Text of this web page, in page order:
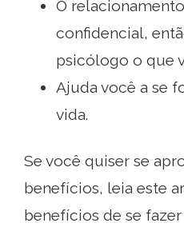
O
confidencial,
psicólogo o que
Ajuda você a se
vida.
Se você quiser se
benefícios, leia este
benefícios de se